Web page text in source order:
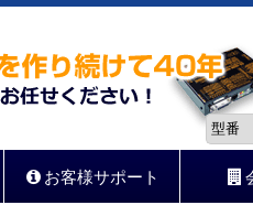
お客様サポート